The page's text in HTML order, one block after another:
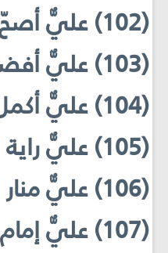
(102) عليٌّ أصحّ الناس دينًا
(103) عليٌّ أفضل الناس يقينًا
(104) عليٌّ أكمل الناس حلمًا
(105) عليٌّ راية الهدى
(106) عليٌّ منار الإيمان
(107) عليٌّ إمام أولياء الله